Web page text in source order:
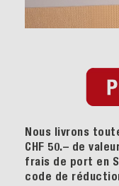
Nous livrons
CHF 50.– de
frais de port en
code de